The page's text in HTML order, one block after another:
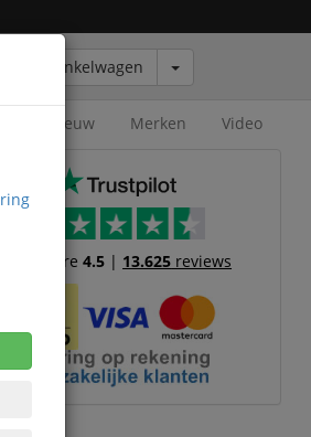
Winkelwagen
Nieuw Merken Video
Trustscore4.5 | 13.625 reviews